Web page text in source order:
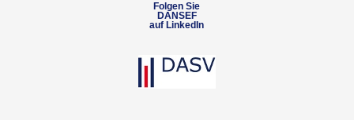
Folgen Sie
DANSEF
auf LinkedIn